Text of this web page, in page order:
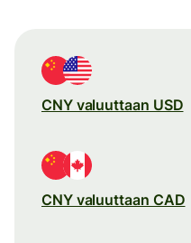
CNY valuuttaan USD
CNY valuuttaan CAD